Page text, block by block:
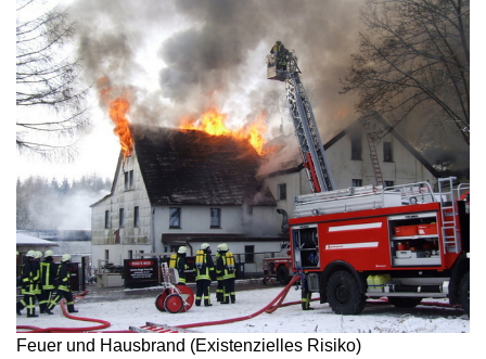
Feuer und Hausbrand (Existenzielles Risiko)